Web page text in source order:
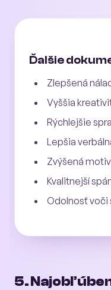
Ďalšie
Zlepšená
Vyššia
Rýchlejšie
Lepšia
Zvýšená
Kvalitnejší
Odolnosť voči
5.